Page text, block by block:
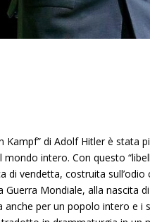
Kampf” di Adolf Hitler è stata
intero. Con questo
di vendetta, costruita
Guerra Mondiale, alla
per un popolo intero e i